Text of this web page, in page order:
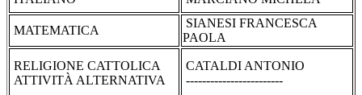
MATEMATICA
SIANESI FRANCESCA
PAOLA
RELIGIONE CATTOLICA
ATTIVITÀ ALTERNATIVA
CATALDI ANTONIO
------------------------